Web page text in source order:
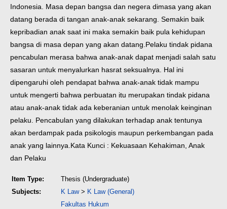
Indonesia. Masa depan bangsa dan negera dimasa yang akan
datang berada di tangan anak-anak sekarang. Semakin baik
kepribadian anak saat ini maka semakin baik pula kehidupan
bangsa di masa depan yang akan datang. Pelaku tindak pidana
pencabulan merasa bahwa anak-anak dapat menjadi salah satu
sasaran untuk menyalurkan hasrat seksualnya. Hal ini
dipengaruhi oleh pendapat bahwa anak-anak tidak mampu
untuk mengerti bahwa perbuatan itu merupakan tindak pidana
atau anak-anak tidak ada keberanian untuk menolak keinginan
pelaku. Pencabulan yang dilakukan terhadap anak tentunya
akan berdampak pada psikologis maupun perkembangan pada
anak yang lainnya. Kata Kunci : Kekuasaan Kehakiman, Anak
dan Pelaku
Item Type:
Thesis (Undergraduate)
Subjects:
K Law> K Law (General)
Fakultas Hukum